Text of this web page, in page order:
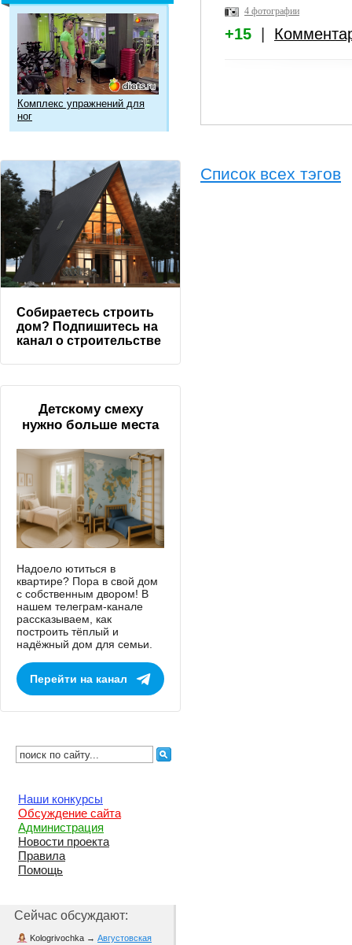
4 фотографии
+15
Список всех тэгов
Комплекс упражнений для
ног
Собираетесь строить
дом? Подпишитесь на
канал о строительстве
Детскому смеху
нужно больше места
Надоело ютиться в
квартире? Пора в свой дом
с собственным двором! В
нашем телеграм-канале
рассказываем, как
построить тёплый и
надёжный дом для семьи.
Перейти на канал
Наши конкурсы
Обсуждение сайта
Администрация
Новости проекта
Правила
Помощь
Сейчас обсуждают:
Kologrivochka → Августовская